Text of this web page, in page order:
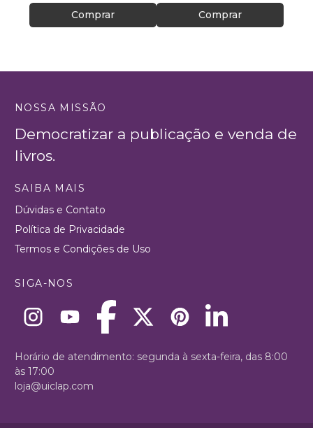
Comprar Comprar
NOSSA MISSÃO
Democratizar a publicação e venda de
livros.
SAIBA MAIS
Dúvidas e Contato
Política de Privacidade
Termos e Condições de Uso
SIGA-NOS
Horário de atendimento: segunda à sexta-feira, das 8:00
às 17:00
loja@uiclap.com